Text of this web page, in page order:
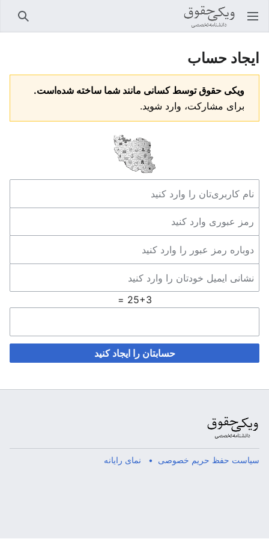
باز کردن منو اصلی جستجو
ایجاد حساب
ویکی حقوق توسط کسانی مانند شما ساخته شده‌است.
برای مشارکت، وارد شوید.
25+3 =
حسابتان را ایجاد کنید
سیاست حفظ حریم خصوصی نمای رایانه